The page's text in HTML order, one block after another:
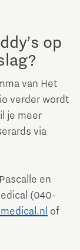
op
van Het
verder wordt
je meer
via
en
(040-
of